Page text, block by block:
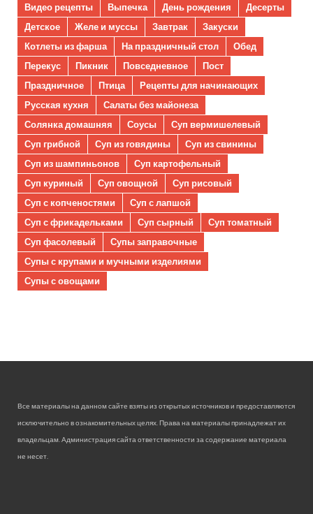
Видео рецепты
Выпечка День рождения
Десерты
Детское
Желе и муссы Завтрак
Закуски
Котлеты из фарша
На праздничный стол
Обед
Перекус
Пикник Повседневное
Пост
Праздничное
Птица
Рецепты для начинающих
Русская кухня
Салаты без майонеза
Солянка домашняя
Соусы
Суп вермишелевый
Суп грибной
Суп из говядины
Суп из свинины
Суп из шампиньонов
Суп картофельный
Суп куриный
Суп овощной
Суп рисовый
Суп с копченостями
Суп с лапшой
Суп с фрикадельками
Суп сырный
Суп томатный
Суп фасолевый
Супы заправочные
Супы с крупами и мучными изделиями
Супы с овощами
Все материалы на данном сайте взяты из открытых источников и предоставляются
исключительно в ознакомительных целях. Права на материалы принадлежат их
владельцам. Администрация сайта ответственности за содержание материала
не несет.